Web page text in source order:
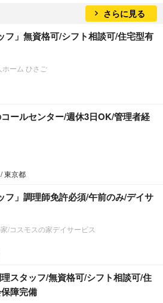
さらに見る
フ」無資格可/シフト相談可/住宅型有
ーム ひさご
ールセンター/週休3日OK/管理者経
東京都
フ」調理師免許必須/午前のみ/デイサ
/コスモスの家デイサービス
理スタッフ/無資格可/シフト相談可/住
障完備